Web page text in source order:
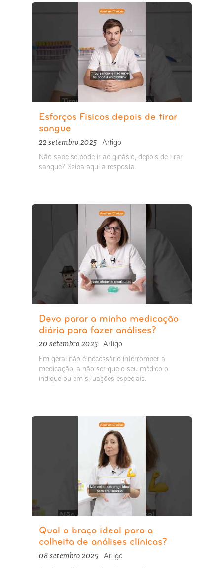
Esforços Físicos depois de tirar
sangue
22 setembro 2025
Artigo
Não sabe se pode ir ao ginásio, depois de tirar
sangue? Saiba aqui a resposta.
Devo parar a minha medicação
diária para fazer análises?
20 setembro 2025
Artigo
Em geral não é necessário interromper a
medicação, a não ser que o seu médico o
indique ou em situações especiais.
Qual o braço ideal para a
colheita de análises clínicas?
08 setembro 2025
Artigo